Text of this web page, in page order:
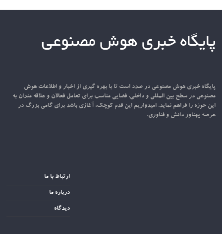
پایگاه خبری هوش مصنوعی
پایگاه خبری هوش مصنوعی در صدد است تا با بهره گیری از اخبار و اطلاعات هوش
مصنوعی در سطح بین المللی و داخلی، فضایی مناسب برای تعامل فعالان و علاقه مندان به
این حوزه را فراهم نماید. امیدواریم این قدم کوچک، آغازی باشد برای گامی بزرگ در
عرصه پهناور دانش و فناوری.
ارتباط با ما
درباره ما
دیدگاه